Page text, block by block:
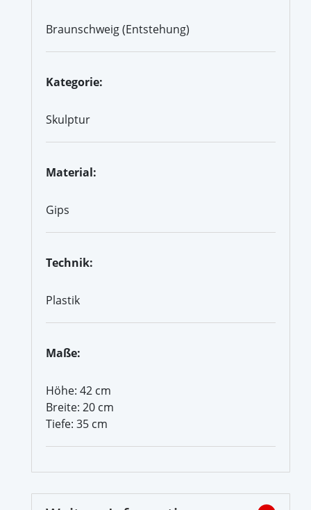
Braunschweig (Entstehung)
Kategorie:
Skulptur
Material:
Gips
Technik:
Plastik
Maße:
Höhe: 42 cm
Breite: 20 cm
Tiefe: 35 cm